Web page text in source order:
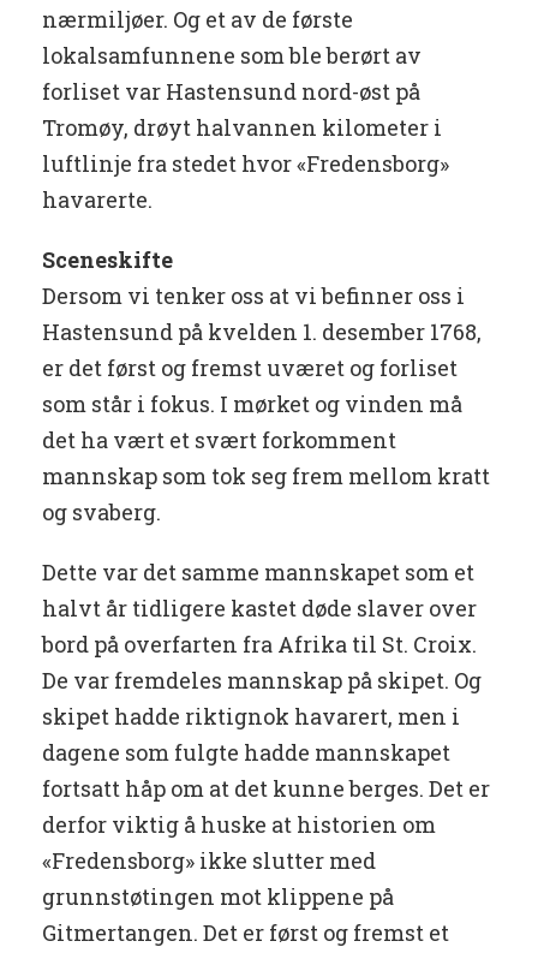
nærmiljøer. Og et av de første
lokalsamfunnene som ble berørt av
forliset var Hastensund nord-øst på
Tromøy, drøyt halvannen kilometer i
luftlinje fra stedet hvor «Fredensborg»
havarerte.
Sceneskifte
Dersom vi tenker oss at vi befinner oss i
Hastensund på kvelden 1. desember 1768,
er det først og fremst uværet og forliset
som står i fokus. I mørket og vinden må
det ha vært et svært forkomment
mannskap som tok seg frem mellom kratt
og svaberg.
Dette var det samme mannskapet som et
halvt år tidligere kastet døde slaver over
bord på overfarten fra Afrika til St. Croix.
De var fremdeles mannskap på skipet. Og
skipet hadde riktignok havarert, men i
dagene som fulgte hadde mannskapet
fortsatt håp om at det kunne berges. Det er
derfor viktig å huske at historien om
«Fredensborg» ikke slutter med
grunnstøtingen mot klippene på
Gitmertangen. Det er først og fremst et